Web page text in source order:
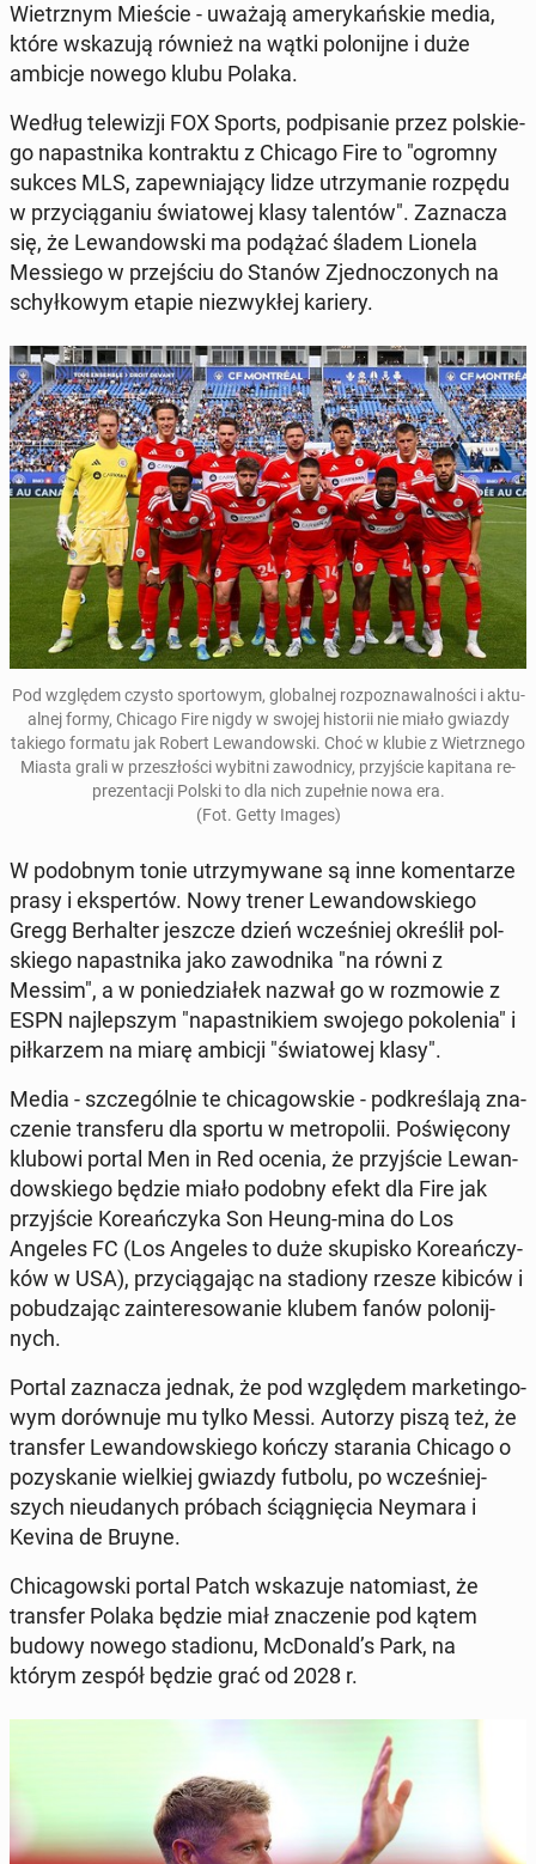
Wietrz­nym Mieście - uważają ame­ry­kań­skie media,
które wska­zu­ją również na wątki po­lo­nij­ne i duże
ambicje nowego klubu Polaka.
Według te­le­wi­zji FOX Sports, pod­pi­sa­nie przez pol­skie­
go na­past­ni­ka kon­trak­tu z Chicago Fire to "ogromny
sukces MLS, za­pew­nia­ją­cy lidze utrzy­ma­nie rozpędu
w przy­cią­ga­niu świa­to­wej klasy ta­len­tów". Za­zna­cza
się, że Le­wan­dow­ski ma podążać śladem Lionela
Mes­sie­go w przej­ściu do Stanów Zjed­no­czo­nych na
schył­ko­wym etapie nie­zwy­kłej kariery.
Pod wzglę­dem czysto spor­to­wym, glo­bal­nej roz­po­zna­wal­no­ści i ak­tu­
al­nej formy, Chicago Fire nigdy w swojej hi­sto­rii nie miało gwiazdy
takiego formatu jak Robert Le­wan­dow­ski. Choć w klubie z Wietrz­ne­go
Miasta grali w prze­szło­ści wybitni za­wod­ni­cy, przyj­ście ka­pi­ta­na re­
pre­zen­ta­cji Polski to dla nich zu­peł­nie nowa era.
(Fot. Getty Images)
W po­dob­nym tonie utrzy­my­wa­ne są inne ko­men­ta­rze
prasy i eks­per­tów. Nowy trener Le­wan­dow­skie­go
Gregg Ber­hal­ter jeszcze dzień wcze­śniej okre­ślił pol­
skie­go na­past­ni­ka jako za­wod­ni­ka "na równi z
Messim", a w po­nie­dzia­łek nazwał go w roz­mo­wie z
ESPN naj­lep­szym "na­past­ni­kiem swojego po­ko­le­nia" i
pił­ka­rzem na miarę ambicji "świa­to­wej klasy".
Media - szcze­gól­nie te chi­ca­gow­skie - pod­kre­śla­ją zna­
cze­nie trans­fe­ru dla sportu w me­tro­po­lii. Po­świę­co­ny
klubowi portal Men in Red ocenia, że przyj­ście Le­wan­
dow­skie­go będzie miało podobny efekt dla Fire jak
przyj­ście Ko­re­ań­czy­ka Son Heung-mina do Los
Angeles FC (Los Angeles to duże sku­pi­sko Ko­re­ań­czy­
ków w USA), przy­cią­ga­jąc na sta­dio­ny rzesze kibiców i
po­bu­dza­jąc za­in­te­re­so­wa­nie klubem fanów po­lo­nij­
nych.
Portal za­zna­cza jednak, że pod wzglę­dem mar­ke­tin­go­
wym do­rów­nu­je mu tylko Messi. Autorzy piszą też, że
trans­fer Le­wan­dow­skie­go kończy sta­ra­nia Chicago o
po­zy­ska­nie wiel­kiej gwiazdy futbolu, po wcze­śniej­
szych nie­uda­nych próbach ścią­gnię­cia Neymara i
Kevina de Bruyne.
Chi­ca­gow­ski portal Patch wska­zu­je na­to­miast, że
trans­fer Polaka będzie miał zna­cze­nie pod kątem
budowy nowego sta­dio­nu, McDo­nald’s Park, na
którym zespół będzie grać od 2028 r.